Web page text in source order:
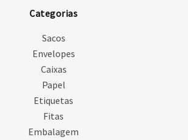
Categorias
Sacos
Envelopes
Caixas
Papel
Etiquetas
Fitas
Embalagem